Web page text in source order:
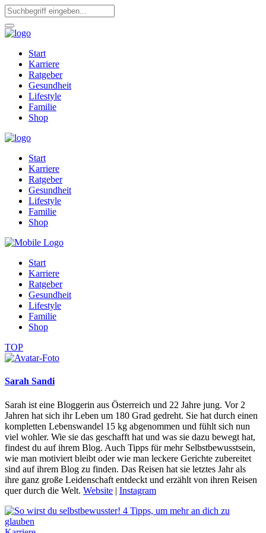
Start
Karriere
Ratgeber
Gesundheit
Lifestyle
Familie
Shop
Start
Karriere
Ratgeber
Gesundheit
Lifestyle
Familie
Shop
Start
Karriere
Ratgeber
Gesundheit
Lifestyle
Familie
Shop
TOP
Sarah Sandi
Sarah ist eine Bloggerin aus Österreich und 22 Jahre jung. Vor 2
Jahren hat sich ihr Leben um 180 Grad gedreht. Sie hat durch einen
kompletten Lebenswandel 15 kg abgenommen und fühlt sich nun
viel wohler. Wie sie das geschafft hat und was sie dazu bewegt hat,
findest du auf ihrem Blog. Auch Tipps für mehr Selbstbewusstsein,
wie man motiviert bleibt oder wie man leckere Gerichte zubereitet
sind auf ihrem Blog zu finden. Das Reisen hat sie letztes Jahr als
ihre ganz große Leidenschaft entdeckt und erzählt von ihren Reisen
quer durch die Welt. Website | Instagram